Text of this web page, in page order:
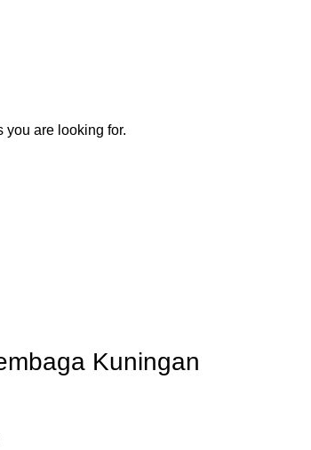
Kuningan
you are looking for.